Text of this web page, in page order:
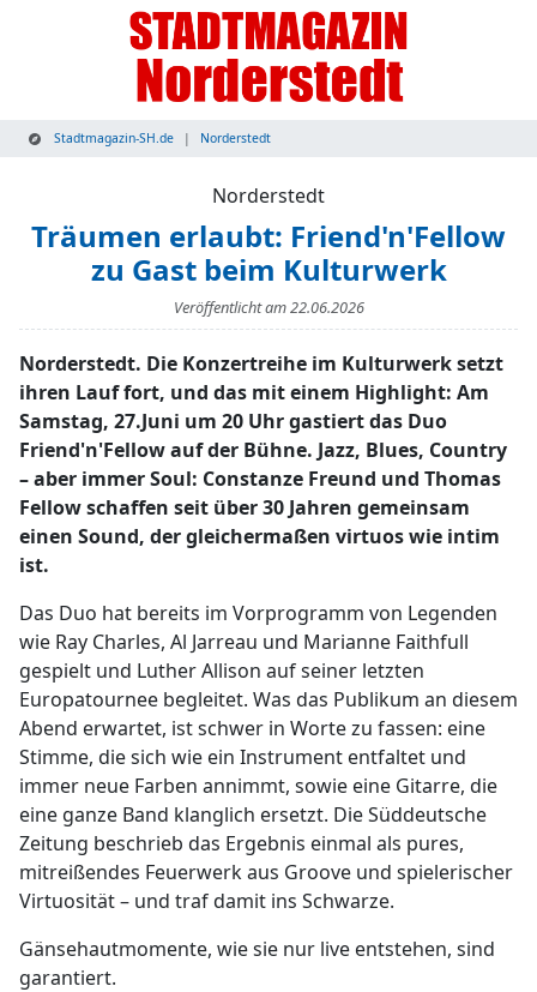
Stadtmagazin-SH.de Norderstedt
Norderstedt
Träumen erlaubt: Friend'n'Fellow
zu Gast beim Kulturwerk
Veröffentlicht am22.06.2026
Norderstedt. Die Konzertreihe im Kulturwerk setzt
ihren Lauf fort, und das mit einem Highlight: Am
Samstag, 27.Juni um 20 Uhr gastiert das Duo
Friend'n'Fellow auf der Bühne. Jazz, Blues, Country
– aber immer Soul: Constanze Freund und Thomas
Fellow schaffen seit über 30 Jahren gemeinsam
einen Sound, der gleichermaßen virtuos wie intim
ist.
Das Duo hat bereits im Vorprogramm von Legenden
wie Ray Charles, Al Jarreau und Marianne Faithfull
gespielt und Luther Allison auf seiner letzten
Europatournee begleitet. Was das Publikum an diesem
Abend erwartet, ist schwer in Worte zu fassen: eine
Stimme, die sich wie ein Instrument entfaltet und
immer neue Farben annimmt, sowie eine Gitarre, die
eine ganze Band klanglich ersetzt. Die Süddeutsche
Zeitung beschrieb das Ergebnis einmal als pures,
mitreißendes Feuerwerk aus Groove und spielerischer
Virtuosität – und traf damit ins Schwarze.
Gänsehautmomente, wie sie nur live entstehen, sind
garantiert.